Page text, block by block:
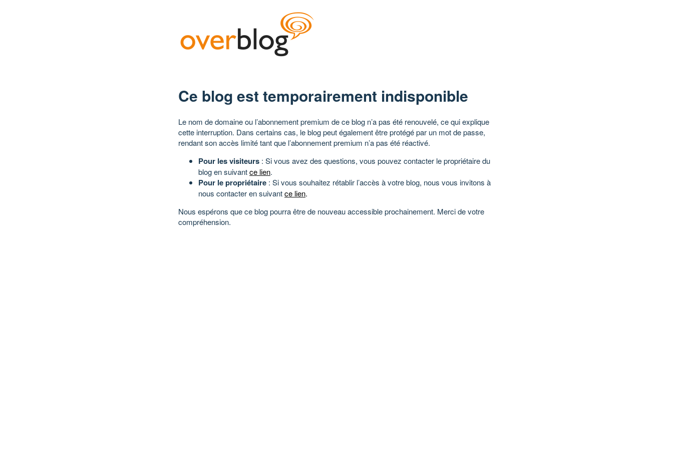
Ce blog est temporairement indisponible
Le nom de domaine ou l’abonnement premium de ce blog n’a pas été renouvelé, ce qui explique
cette interruption. Dans certains cas, le blog peut également être protégé par un mot de passe,
rendant son accès limité tant que l’abonnement premium n’a pas été réactivé.
Pour les visiteurs : Si vous avez des questions, vous pouvez contacter le propriétaire du
blog en suivantce lien.
Pour le propriétaire : Si vous souhaitez rétablir l’accès à votre blog, nous vous invitons à
nous contacter en suivantce lien.
Nous espérons que ce blog pourra être de nouveau accessible prochainement. Merci de votre
compréhension.